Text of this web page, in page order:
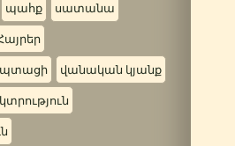
պահք սատանա
վանական կյանք